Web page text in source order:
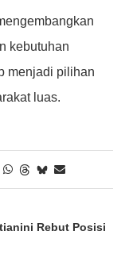
kebutuhan
menjadi pilihan
luas.
Rebut Posisi